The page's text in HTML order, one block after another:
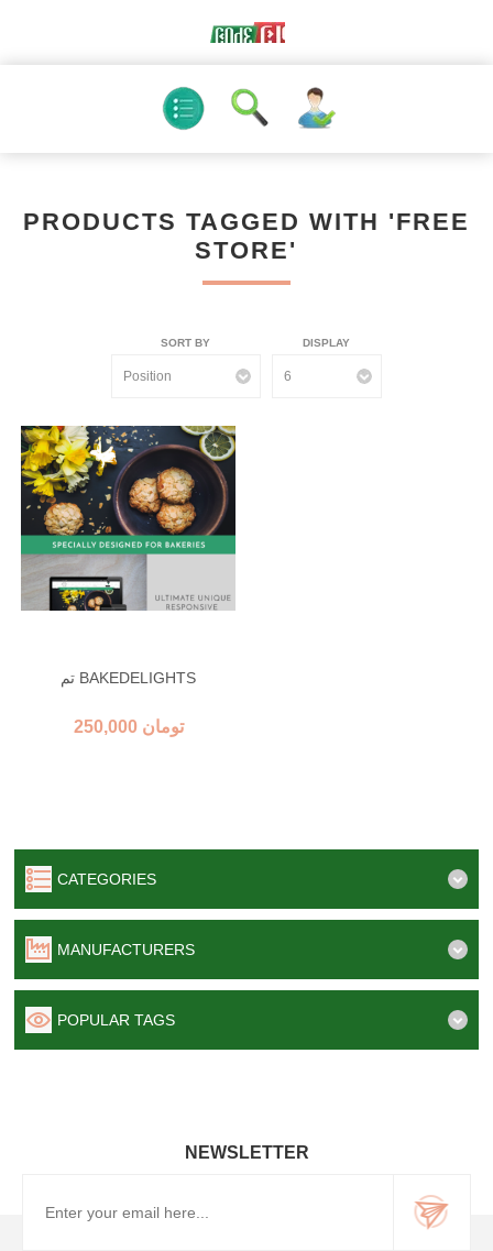
PRODUCTS TAGGED WITH 'FREE
STORE'
SORT BY DISPLAY
تم BAKEDELIGHTS
250,000 تومان
CATEGORIES
MANUFACTURERS
POPULAR TAGS
NEWSLETTER